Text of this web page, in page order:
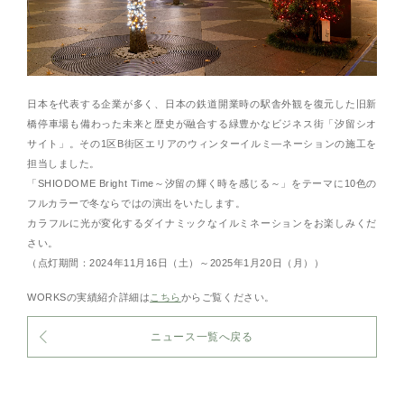
日本を代表する企業が多く、日本の鉄道開業時の駅舎外観を復元した旧新
橋停車場も備わった未来と歴史が融合する緑豊かなビジネス街「汐留シオ
サイト」。その1区B街区エリアのウィンターイルミ―ネーションの施工を
担当しました。
「SHIODOME Bright Time～汐留の輝く時を感じる～」をテーマに10色の
フルカラーで冬ならではの演出をいたします。
カラフルに光が変化するダイナミックなイルミネーションをお楽しみくだ
さい。
（点灯期間：2024年11月16日（土）～2025年1月20日（月））
WORKSの実績紹介詳細は こちらからご覧ください。
ニュース一覧へ戻る